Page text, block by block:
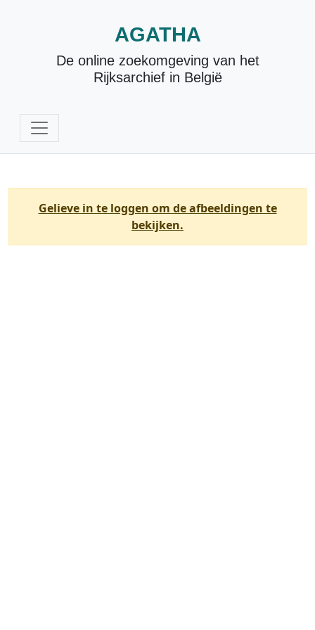
AGATHA
De online zoekomgeving van het
Rijksarchief in België
Gelieve in te loggen om de afbeeldingen te
bekijken.